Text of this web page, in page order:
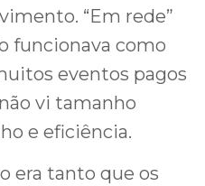
“Em rede”
funcionava como
eventos pagos
vi tamanho
e eficiência.
era tanto que os